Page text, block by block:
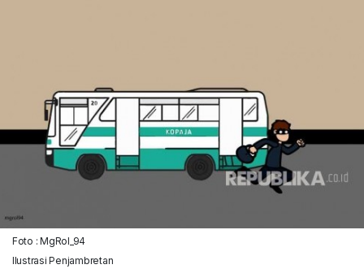
Foto : MgRol_94
Ilustrasi Penjambretan